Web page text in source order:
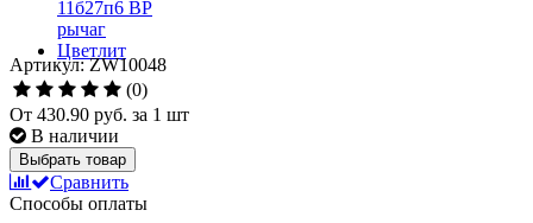
Артикул: ZW10048
(0)
От 430.90 руб. за 1 шт
В наличии
Выбрать товар
Сравнить
Способы оплаты